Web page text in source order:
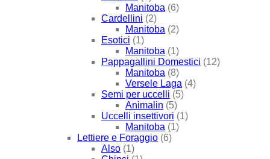
Manitoba (6)
Cardellini (2)
Manitoba (2)
Esotici (1)
Manitoba (1)
Pappagallini Domestici (12)
Manitoba (8)
Versele Laga (4)
Semi per uccelli (5)
Animalin (5)
Uccelli insettivori (1)
Manitoba (1)
Lettiere e Foraggio (6)
Also (1)